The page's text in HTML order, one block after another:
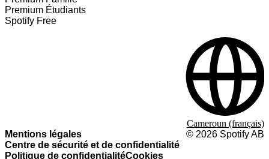
Premium Étudiants
Spotify Free
Mentions légales
Centre de sécurité et de confidentialité
Politique de confidentialitéCookies
© 2026 Spotify AB
Cameroun (français)